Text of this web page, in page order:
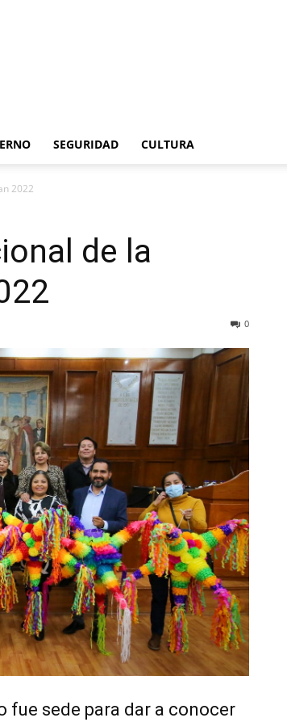
SEGURIDAD CULTURA
2022
de la
0
fue sede para dar a conocer